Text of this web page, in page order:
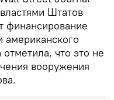
Штатов
финансирование
американского
что это не
вооружения